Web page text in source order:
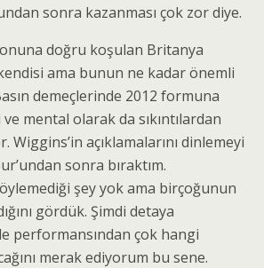
sonra kazanması çok zor diye.
doğru koşulan Britanya
ama bunun ne kadar önemli
demeçlerinde 2012 formuna
mental olarak da sıkıntılardan
Wiggins’in açıklamalarını dinlemeyi
sonra bıraktım.
şey yok ama birçoğunun
gördük. Şimdi detaya
performansından çok hangi
merak ediyorum bu sene.